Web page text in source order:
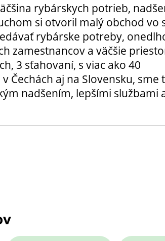
rybárskych potrieb,
si otvoril malý obchod vo
rybárske potreby,
zamestnancov a väčšie
3 sťahovaní, s viac ako 40
Čechách aj na Slovensku, sme
nadšením, lepšími službami